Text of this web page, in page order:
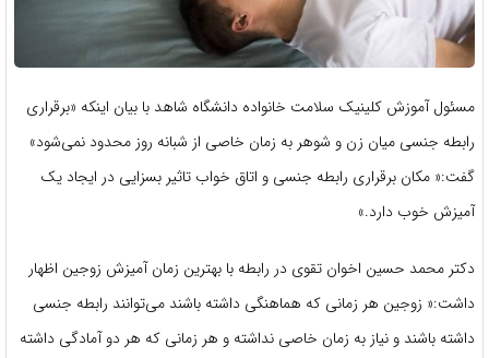
مسئول آموزش کلینیک سلامت خانواده دانشگاه شاهد با بیان اینکه «برقراری
رابطه جنسی میان زن و شوهر به زمان خاصی از شبانه روز محدود نمی‌شود»
گفت:« مکان برقراری رابطه جنسی و اتاق خواب تاثیر بسزایی در ایجاد یک
آمیزش خوب دارد.»
دکتر محمد حسین اخوان تقوی در رابطه با بهترین زمان آمیزش زوجین اظهار
داشت:« زوجین هر زمانی که هماهنگی داشته باشند می‌توانند رابطه جنسی
داشته باشند و نیاز به زمان خاصی نداشته و هر زمانی که هر دو آمادگی داشته